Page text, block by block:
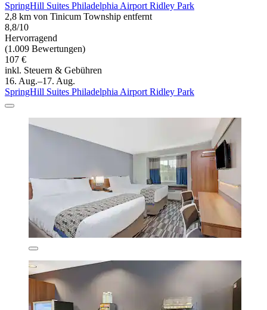
SpringHill Suites Philadelphia Airport Ridley Park
2,8 km von Tinicum Township entfernt
8,8/10
Hervorragend
(1.009 Bewertungen)
107 €
inkl. Steuern & Gebühren
16. Aug.–17. Aug.
SpringHill Suites Philadelphia Airport Ridley Park